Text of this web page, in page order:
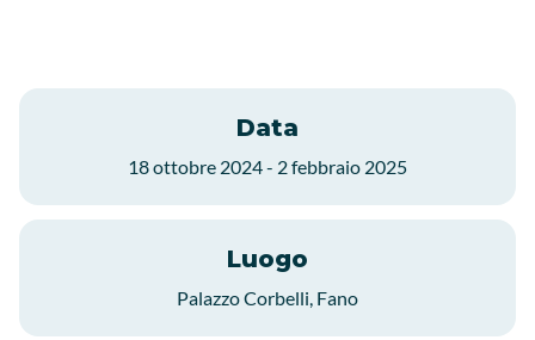
Data
18 ottobre 2024 - 2 febbraio 2025
Luogo
Palazzo Corbelli, Fano